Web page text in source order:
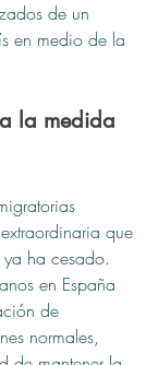
de un
en medio de la
la medida
que
ha cesado.
en España
de
normales,